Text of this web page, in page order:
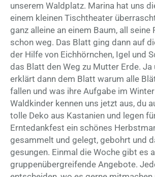
unserem Waldplatz. Marina hat uns
einem kleinen Tischtheater
ganz alleine an einem Baum, all seine
schon weg. Das Blatt ging dann auf
der Hilfe von Eichhörnchen, Igel und
das Blatt den Weg zu Mutter Erde.
erklärt dann dem Blatt warum alle
fallen und was ihre Aufgabe im
Waldkinder kennen uns jetzt aus, du
tolle Deko aus Kastanien und legen
Erntedankfest ein schönes
gesammelt und gelegt, gebohrt und
gesungen. Einmal die Woche gibt es
gruppenübergreifende Angebote.